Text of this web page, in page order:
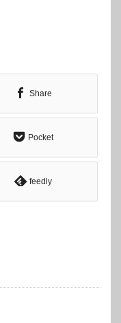
Share
Pocket
feedly